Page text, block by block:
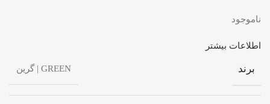
ناموجود
اطلاعات بیشتر
برند GREEN | گرین